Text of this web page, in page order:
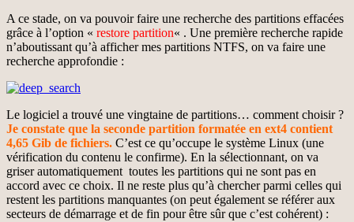
A ce stade, on va pouvoir faire une recherche des partitions effacées
grâce à l’option « restore partition« . Une première recherche rapide
n’aboutissant qu’à afficher mes partitions NTFS, on va faire une
recherche approfondie :
Le logiciel a trouvé une vingtaine de partitions… comment choisir ?
Je constate que la seconde partition formatée en ext4 contient
4,65 Gib de fichiers. C’est ce qu’occupe le système Linux (une
vérification du contenu le confirme). En la sélectionnant, on va
griser automatiquement toutes les partitions qui ne sont pas en
accord avec ce choix. Il ne reste plus qu’à chercher parmi celles qui
restent les partitions manquantes (on peut également se référer aux
secteurs de démarrage et de fin pour être sûr que c’est cohérent) :